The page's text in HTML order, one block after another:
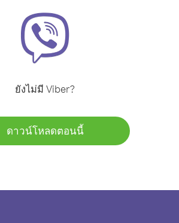
ยังไม่มี Viber?
ดาวน์โหลดตอนนี้